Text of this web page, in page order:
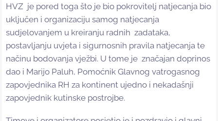
HVZ je pored toga što je bio pokrovitelj natjecanja bio
uključen i organizaciju samog natjecanja
sudjelovanjem u kreiranju radnih zadataka,
postavljanju uvjeta i sigurnosnih pravila natjecanja te
načinu bodovanja vježbi. U tome je značajan doprinos
dao i Marijo Paluh, Pomoćnik Glavnog vatrogasnog
zapovjednika RH za kontinent ujedno i nekadašnji
zapovjednik kutinske postrojbe.